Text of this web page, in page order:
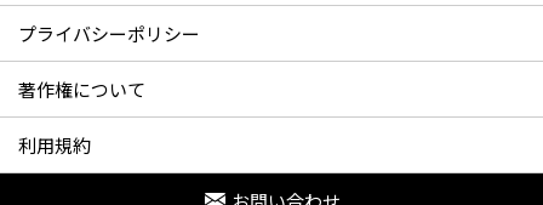
プライバシーポリシー
著作権について
利用規約